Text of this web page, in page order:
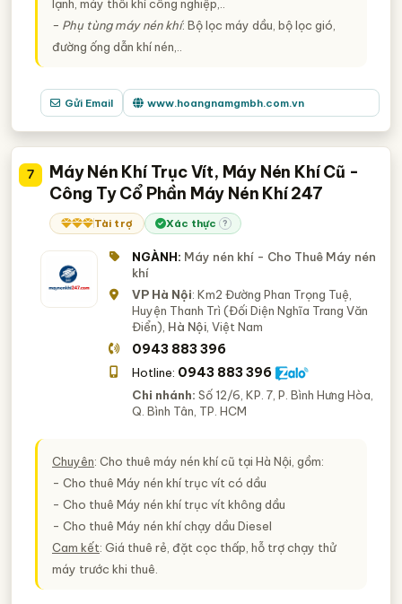
lạnh, máy thổi khí công nghiệp,..
− Phụ tùng máy nén khí: Bộ lọc máy dầu, bộ lọc gió,
đường ống dẫn khí nén,..
Gửi Email www.hoangnamgmbh.com.vn
7
Máy Nén Khí Trục Vít, Máy Nén Khí Cũ -
Công Ty Cổ Phần Máy Nén Khí 247
Tài trợ Xác thực ?
NGÀNH: Máy nén khí - Cho Thuê Máy nén
khí
VP Hà Nội: Km2 Đường Phan Trọng Tuệ,
Huyện Thanh Trì (Đối Diện Nghĩa Trang Văn
Điển), Hà Nội , Việt Nam
0943 883 396
Hotline: 0943 883 396
Chi nhánh: Số 12/6, KP. 7, P. Bình Hưng Hòa,
Q. Bình Tân, TP. HCM
Chuyên: Cho thuê máy nén khí cũ tại Hà Nội, gồm:
- Cho thuê Máy nén khí trục vít có dầu
- Cho thuê Máy nén khí trục vít không dầu
- Cho thuê Máy nén khí chạy dầu Diesel
Cam kết: Giá thuê rẻ, đặt cọc thấp, hỗ trợ chạy thử
máy trước khi thuê.